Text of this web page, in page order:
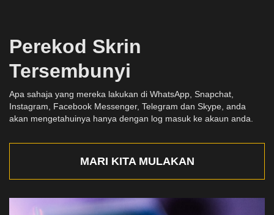
Perekod Skrin
Tersembunyi
Apa sahaja yang mereka lakukan di WhatsApp, Snapchat,
Instagram, Facebook Messenger, Telegram dan Skype, anda
akan mengetahuinya hanya dengan log masuk ke akaun anda.
MARI KITA MULAKAN